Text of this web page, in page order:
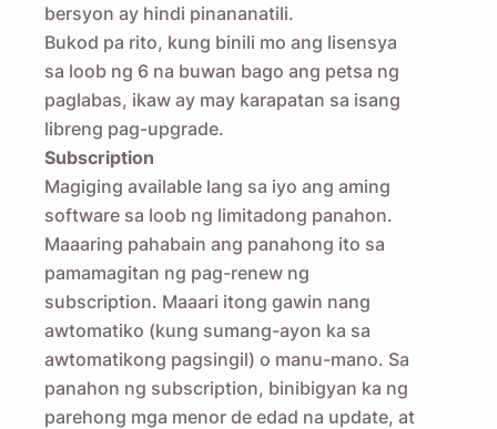
bersyon ay hindi pinananatili.
Bukod pa rito, kung binili mo ang lisensya
sa loob ng 6 na buwan bago ang petsa ng
paglabas, ikaw ay may karapatan sa isang
libreng pag-upgrade.
Subscription
Magiging available lang sa iyo ang aming
software sa loob ng limitadong panahon.
Maaaring pahabain ang panahong ito sa
pamamagitan ng pag-renew ng
subscription. Maaari itong gawin nang
awtomatiko (kung sumang-ayon ka sa
awtomatikong pagsingil) o manu-mano. Sa
panahon ng subscription, binibigyan ka ng
parehong mga menor de edad na update, at